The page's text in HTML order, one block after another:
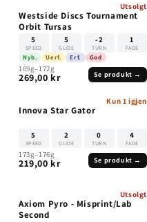
UTSOLGT
Utsolgt
Westside Discs Tournament
Orbit Tursas
5
SPEED
5
GLIDE
-2
TURN
1
FADE
Nyb. Uerf. Erf. God
169g–172g
269,00 kr Se produkt →
Kun 1 igjen
Innova Star Gator
5
SPEED
2
GLIDE
0
TURN
4
FADE
173g–176g
219,00 kr Se produkt →
UTSOLGT
Utsolgt
Axiom Pyro - Misprint/Lab
Second